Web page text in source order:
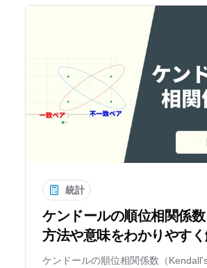
統計
ケンドールの順位相関係
方法や意味をわかりやす
ケンドールの順位相関係数（